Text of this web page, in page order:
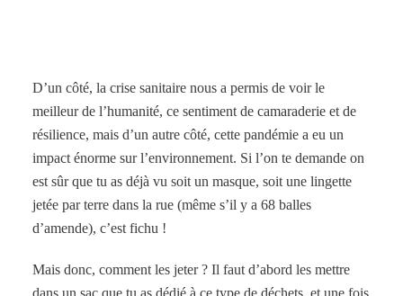
D’un côté, la crise sanitaire nous a permis de voir le
meilleur de l’humanité, ce sentiment de camaraderie et de
résilience, mais d’un autre côté, cette pandémie a eu un
impact énorme sur l’environnement. Si l’on te demande on
est sûr que tu as déjà vu soit un masque, soit une lingette
jetée par terre dans la rue (même s’il y a 68 balles
d’amende), c’est fichu !
Mais donc, comment les jeter ? Il faut d’abord les mettre